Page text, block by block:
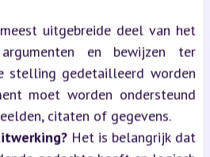
uitgebreide deel van het
en bewijzen ter
stelling gedetailleerd worden
moet worden ondersteund
citaten of gegevens.
Het is belangrijk dat